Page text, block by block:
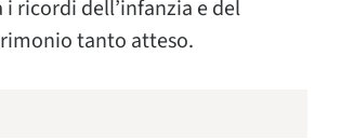
ricordi dell’infanzia e del
tanto atteso.